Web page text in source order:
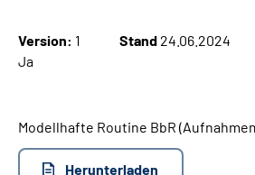
Online-Services
Language
Version: 1 Stand 24.06.2024
Ja
Modellhafte Routine BbR
Herunterladen